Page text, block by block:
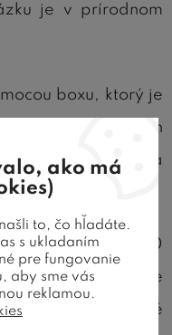
je v prírodnom
boxu, ktorý je
z laminátových
priestor je za
nohy postele, 30
postele
pre výškové
ako má
to, čo hľadáte.
s ukladaním
pre fungovanie
aby sme vás
reklamou.